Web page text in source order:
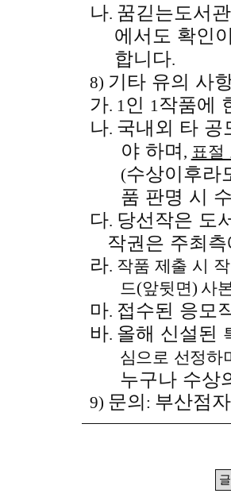
나. 꿈긷는도서
에서도 확인
합니다.
8) 기타 유의 사
가. 1 인 1 작품에
나. 국내외 타 공
야 하며 , 표
(수상이후라
품 판명 시
다. 당선작은 도
작권은 주최
라. 작품 제출 시
드(앞뒷면) 사
마. 접수된 응모
바. 올해 신설된
심으로 선정하
누구나 수상
9) 문의 : 부산점